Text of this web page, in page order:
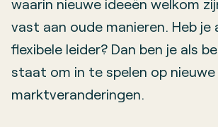
waarin nieuwe ideeën welkom
vast aan oude manieren. Heb je
flexibele leider? Dan ben je als
staat om in te spelen op
marktveranderingen.